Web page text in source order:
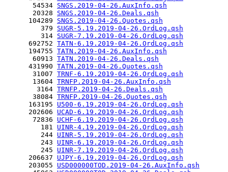
       54534
SNGS.2019-04-26.AuxInfo.qsh
       20328
SNGS.2019-04-26.Deals.qsh
      104289
SNGS.2019-04-26.Quotes.qsh
         379
SUGR-5.19.2019-04-26.OrdLog.qsh
         314
SUGR-7.19.2019-04-26.OrdLog.qsh
      692752
TATN-6.19.2019-04-26.OrdLog.qsh
      194755
TATN.2019-04-26.AuxInfo.qsh
       60913
TATN.2019-04-26.Deals.qsh
      431990
TATN.2019-04-26.Quotes.qsh
       31007
TRNF-6.19.2019-04-26.OrdLog.qsh
       13604
TRNFP.2019-04-26.AuxInfo.qsh
        3164
TRNFP.2019-04-26.Deals.qsh
       38084
TRNFP.2019-04-26.Quotes.qsh
      163195
U500-6.19.2019-04-26.OrdLog.qsh
      202606
UCAD-6.19.2019-04-26.OrdLog.qsh
       72836
UCHF-6.19.2019-04-26.OrdLog.qsh
         181
UINR-4.19.2019-04-26.OrdLog.qsh
         244
UINR-5.19.2019-04-26.OrdLog.qsh
         243
UINR-6.19.2019-04-26.OrdLog.qsh
         245
UINR-7.19.2019-04-26.OrdLog.qsh
      206637
UJPY-6.19.2019-04-26.OrdLog.qsh
      203055
USD000000TOD.2019-04-26.AuxInfo.qsh